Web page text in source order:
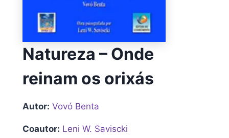
Natureza – Onde
reinam os orixás
Autor: Vovó Benta
Coautor: Leni W. Saviscki